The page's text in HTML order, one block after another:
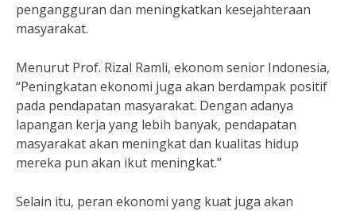
pengangguran dan meningkatkan kesejahteraan
masyarakat.
Menurut Prof. Rizal Ramli, ekonom senior Indonesia,
“Peningkatan ekonomi juga akan berdampak positif
pada pendapatan masyarakat. Dengan adanya
lapangan kerja yang lebih banyak, pendapatan
masyarakat akan meningkat dan kualitas hidup
mereka pun akan ikut meningkat.”
Selain itu, peran ekonomi yang kuat juga akan